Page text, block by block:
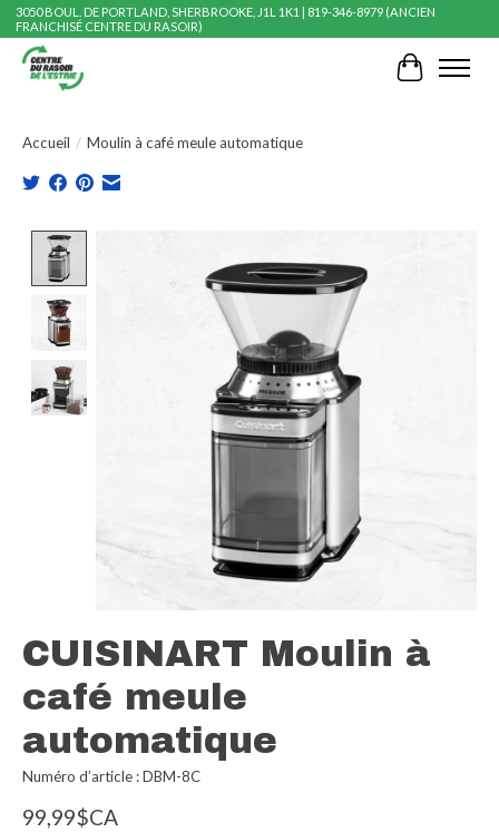
3050 BOUL. DE PORTLAND, SHERBROOKE, J1L 1K1 | 819-346-8979 (ANCIEN
FRANCHISÉ CENTRE DU RASOIR)
Panier
Accueil / Moulin à café meule automatique
CUISINART Moulin à
café meule
automatique
Numéro d’article : DBM-8C
99,99$CA